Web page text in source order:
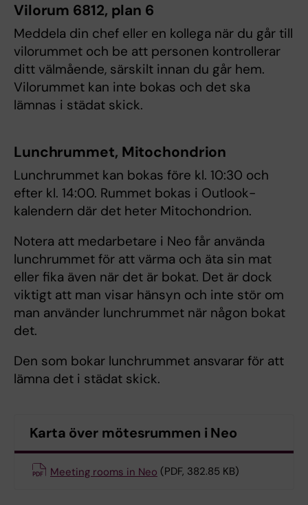
Vilorum 6812, plan 6
Meddela din chef eller en kollega när du går till
vilorummet och be att personen kontrollerar
ditt välmående, särskilt innan du går hem.
Vilorummet kan inte bokas och det ska
lämnas i städat skick.
Lunchrummet, Mitochondrion
Lunchrummet kan bokas före kl. 10:30 och
efter kl. 14:00. Rummet bokas i Outlook-
kalendern där det heter Mitochondrion.
Notera att medarbetare i Neo får använda
lunchrummet för att värma och äta sin mat
eller fika även när det är bokat. Det är dock
viktigt att man visar hänsyn och inte stör om
man använder lunchrummet när någon bokat
det.
Den som bokar lunchrummet ansvarar för att
lämna det i städat skick.
Karta över mötesrummen i Neo
Meeting rooms in Neo (PDF, 382.85 KB)